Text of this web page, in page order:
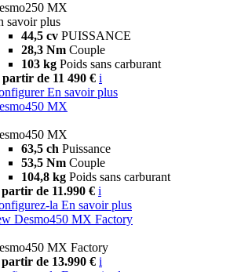
MX
savoir plus
44,5 cv PUISSANCE
28,3 Nm Couple
103 kg Poids sans carburant
de 11 490 € i
En savoir plus
MX
MX
63,5 ch Puissance
53,5 Nm Couple
104,8 kg Poids sans carburant
de 11.990 € i
la En savoir plus
Desmo450 MX Factory
MX Factory
de 13.990 € i